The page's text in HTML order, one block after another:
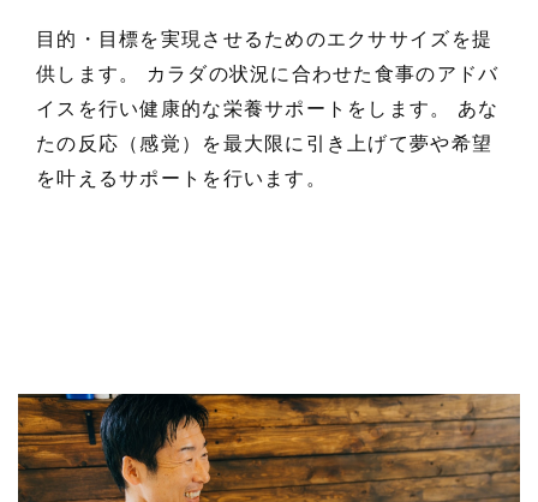
目的・目標を実現させるためのエクササイズを提
供します。
カラダの状況に合わせた食事のアドバ
イスを行い健康的な栄養サポートをします。
あな
たの反応（感覚）を最大限に引き上げて夢や希望
を叶えるサポートを行います。